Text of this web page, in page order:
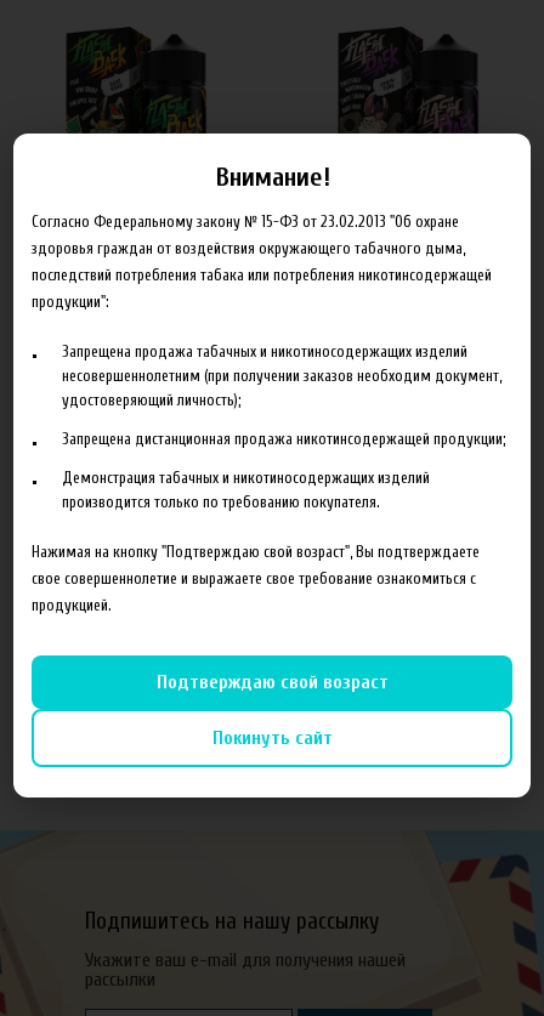
500 руб
Flash Back Goat Road, 100ml
500 руб
Flash Back Synth Tone, 100ml
Flash Back Phone Gambler,
Подпишитесь на нашу рассылку
Укажите ваш e-mail для получения нашей
рассылки
Внимание!
Согласно Федеральному закону № 15-ФЗ от 23.02.2013 "Об охране
здоровья граждан от воздействия окружающего табачного дыма,
последствий потребления табака или потребления никотинсодержащей
продукции":
Запрещена продажа табачных и никотиносодержащих изделий
несовершеннолетним (при получении заказов необходим документ,
удостоверяющий личность);
Запрещена дистанционная продажа никотинсодержащей продукции;
Демонстрация табачных и никотиносодержащих изделий
производится только по требованию покупателя.
Нажимая на кнопку "Подтверждаю свой возраст", Вы подтверждаете
свое совершеннолетие и выражаете свое требование ознакомиться с
продукцией.
Подтверждаю свой возраст
Покинуть сайт